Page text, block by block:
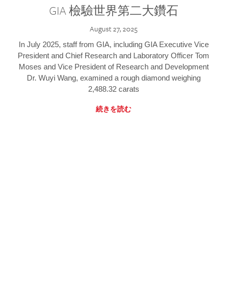
GIA 檢驗世界第二大鑽石
August 27, 2025
In July 2025, staff from GIA, including GIA Executive Vice
President and Chief Research and Laboratory Officer Tom
Moses and Vice President of Research and Development
Dr. Wuyi Wang, examined a rough diamond weighing
2,488.32 carats
続きを読む